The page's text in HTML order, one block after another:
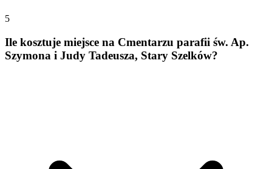
5
Ile kosztuje miejsce na Cmentarzu parafii św. Ap.
Szymona i Judy Tadeusza, Stary Szelków?